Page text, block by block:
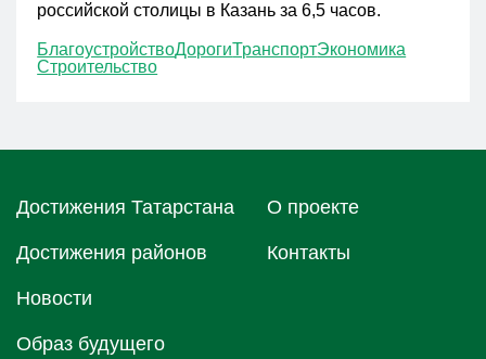
российской столицы в Казань за 6,5 часов.
БлагоустройствоДорогиТранспортЭкономика
Строительство
Достижения Татарстана
Достижения районов
Новости
Образ будущего
О проектe
Контакты